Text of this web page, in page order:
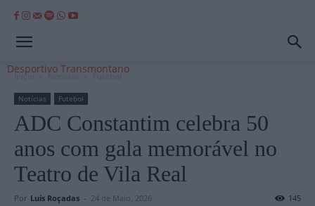
Desportivo Transmontano
Início Notícias Futebol
Notícias Futebol
ADC Constantim celebra 50
anos com gala memorável no
Teatro de Vila Real
Por Luís Roçadas - 24 de Maio, 2026 145